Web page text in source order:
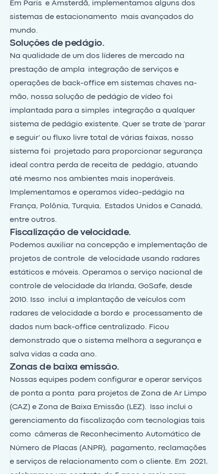
Em Paris e Amsterdã, implementamos alguns dos
sistemas de estacionamento mais avançados do
mundo.
Soluções de pedágio.
Na qualidade de um dos líderes de mercado na
prestação de ampla integração de serviços e
operações de back-office em sistemas chaves na-
mão, nossa solução de pedágio de vídeo foi
implantada para a simples integração a qualquer
sistema de pedágio existente. Quer se trate de 'parar
e seguir' ou fluxo livre total de várias faixas, nosso
sistema foi projetado para proporcionar segurança
ideal contra perda de receita de pedágio, atuando
até mesmo nos ambientes mais inoperáveis.
Implementamos e operamos vídeo-pedágio na
França, Polônia, Turquia, Estados Unidos e Canadá,
entre outros.
Fiscalização de velocidade.
Podemos auxiliar na concepção e implementação de
projetos de controle de velocidade usando radares
estáticos e móveis. Operamos o serviço nacional de
controle de velocidade da Irlanda, GoSafe, desde
2010. Isso inclui a implantação de veículos com
radares de velocidade a bordo e processamento de
dados num back-office centralizado. Ficou
demonstrado que o sistema melhora a segurança e
salva vidas a cada ano.
Zonas de baixa emissão.
Nossas equipes podem configurar e operar serviços
de ponta a ponta para projetos de Zona de Ar Limpo
(CAZ) e Zona de Baixa Emissão (LEZ). Isso inclui o
gerenciamento da fiscalização com tecnologias tais
como câmeras de Reconhecimento Automático de
Número de Placas (ANPR), pagamento, reclamações
e serviços de relacionamento com o cliente. Em 2021,